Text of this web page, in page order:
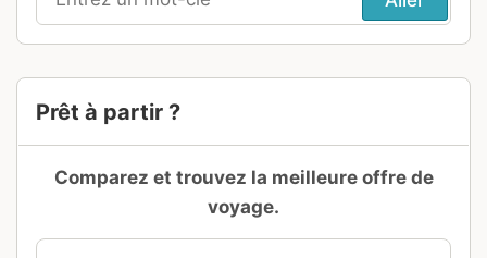
Recherche
pour
Prêt à partir ?
Comparez et trouvez la meilleure offre de
voyage.